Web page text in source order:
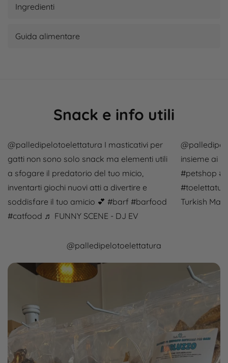
Ingredienti
Guida alimentare
Snack e info utili
@palledipelotoelettatura I masticativi per
gatti non sono solo snack ma elementi utili
a sfogare il predatorio del tuo micio,
inventarti giochi nuovi atti a divertire e
soddisfare il tuo amicio 💕 #barf #barfood
#catfood ♬ FUNNY SCENE - DJ EV
insieme ai
#petshop
Turkish
@palledipelotoelettatura